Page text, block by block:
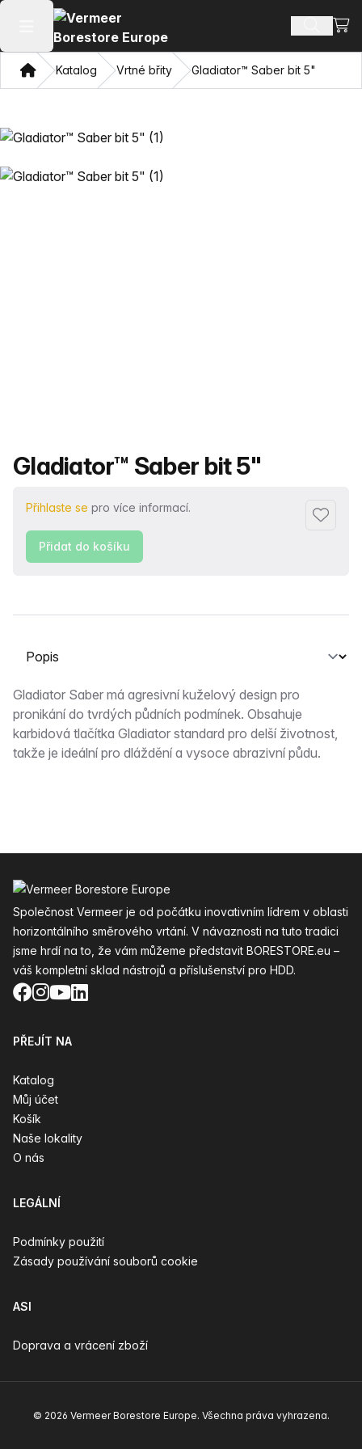
Otevřít hlavní menu Hledat
DomovKatalog Vrtné břity Gladiator™ Saber bit 5"
Název produktu
Gladiator™ Saber bit 5"
Přihlaste se pro více informací.
Přidat
Přidat do košíku
Vyberte kartu
Popis
Gladiator Saber má agresivní kuželový design pro
pronikání do tvrdých půdních podmínek. Obsahuje
karbidová tlačítka Gladiator standard pro delší životnost,
takže je ideální pro dláždění a vysoce abrazivní půdu.
Společnost Vermeer je od počátku inovativním lídrem v oblasti
horizontálního směrového vrtání. V návaznosti na tuto tradici
jsme hrdí na to, že vám můžeme představit BORESTORE.eu –
váš kompletní sklad nástrojů a příslušenství pro HDD.
Facebook
Instagram
YouTube
LinkedIn
PŘEJÍT NA
Katalog
Můj účet
Košík
Naše lokality
O nás
LEGÁLNÍ
Podmínky použití
Zásady používání souborů cookie
ASI
Doprava a vrácení zboží
© 2026 Vermeer Borestore Europe. Všechna práva vyhrazena.